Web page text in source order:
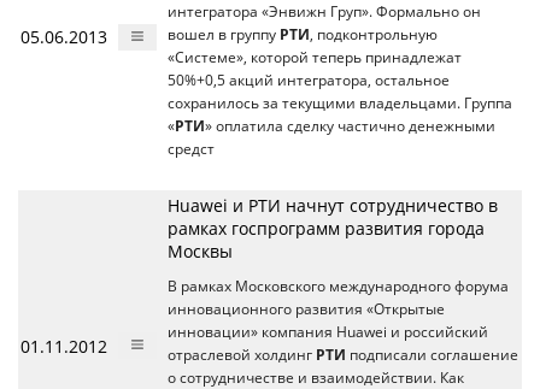
05.06.2013
интегратора «Энвижн Груп». Формально он
вошел в группу РТИ , подконтрольную
«Системе», которой теперь принадлежат
50%+0,5 акций интегратора, остальное
сохранилось за текущими владельцами. Группа
«РТИ» оплатила сделку частично денежными
средст
01.11.2012
Huawei и РТИ начнут сотрудничество в
рамках госпрограмм развития города
Москвы
В рамках Московского международного форума
инновационного развития «Открытые
инновации» компания Huawei и российский
отраслевой холдинг РТИ подписали соглашение
о сотрудничестве и взаимодействии. Как